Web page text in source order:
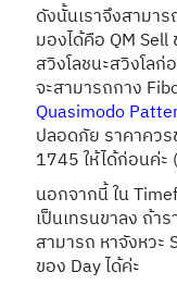
ดังนั้นเราจึงสามา
มองได้คือ QM
สวิงโลชนะสวิงโลก่
จะสามารถกาง
Quasimodo
ปลอดภัย ราคาคว
1745 ให้ได้ก่อนค่ะ
นอกจากนี้ ใน
เป็นเทรนขาลง ถ้า
สามารถ หาจังหวะ
ของ Day ได้ค่ะ